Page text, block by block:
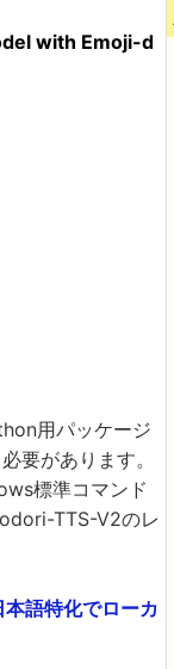
with Emoji-d
用パッケージ
要があります。
標準コマンド
TTS-V2のレ
語特化でローカ